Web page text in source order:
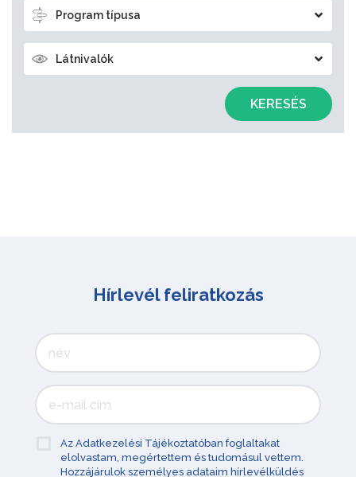
Program típusa
Látnivalók
KERESÉS
Hírlevél feliratkozás
Az Adatkezelési Tájékoztatóban foglaltakat
elolvastam, megértettem és tudomásul vettem.
Hozzájárulok személyes adataim hírlevélküldés